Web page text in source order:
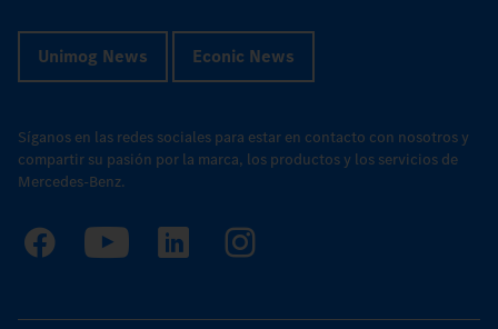
Unimog News Econic News
Síganos en las redes sociales para estar en contacto con nosotros y
compartir su pasión por la marca, los productos y los servicios de
Mercedes-Benz.